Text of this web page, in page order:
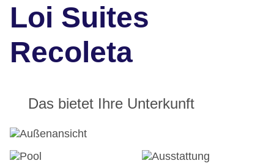
Loi Suites
Recoleta
Das bietet Ihre Unterkunft